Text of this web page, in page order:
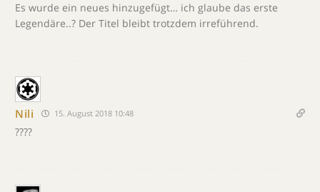
Es wurde ein neues hinzugefügt… ich glaube das erste
Legendäre..? Der Titel bleibt trotzdem irreführend.
Nili 15. August 2018 10:48
????